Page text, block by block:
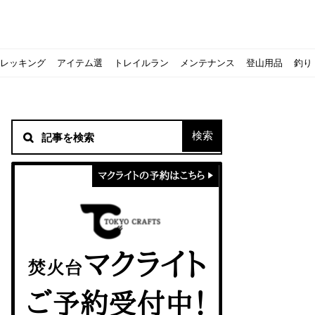
る！山梨県の九鬼山（くきやま）登山体験レポ
積雪期の谷川岳で今シーズン最後の雪山を堪能してきた
！売却する方法や条件、手続きの流れを確認
キャンプ場の宿泊や利用券をふるさと納税でゲット！おすすめ
に参加してきました
レストハウス水郷で持ち込みBBQしてみた
一生物のアウトドアブーツならダナー！3つの理由とおすすめア
に行ってみた！
ピコグリル入荷してます！ @小倉店
ランス・ボーヌトレッキング編〜
ベランピングアイディア7選！家にいながらおしゃれキャンプ♪
キャンプ用品の『ポイント買取』について
マクライトの口コミ・評判は？人気焚き火台の魅力・気になる
ッカーでも作れるおすすめレシピをご紹介
尾根」から槍ヶ岳へ！
【八ヶ岳最高峰へ】南八ヶ岳テント泊登山、赤岳〜横岳〜硫黄
ントスおすすめヘッドライトのご紹介
ングシューズはどちらを選ぶべき？｜サロモンの定番シューズで解
カリマーのおすすめリュック容量別12選｜目的別の選び方も合
ならスポルティバ！3つの理由とおすすめ7選
クライミングユーザー参加型の動画マップ「クライミングチャ
に教わる！『食感と旨みのタマゴサンド』の作り方
食うか食われるか、野生動物で一番怖いのは【17＃自分のキャ
ッキング
ズクイン』、人気の理由とおすすめウェアを紹介
【コスパ◎】キャンプデビューに最適！サウスフィールドのお
アイテム選
ズクイン』、人気の理由とおすすめウェアを紹介
【コスパ◎】キャンプデビューに最適！サウスフィールドのお
トレイルラン
｜サロモンの定番シューズで解説&ご紹介
しむために必要な装備6選【初級〜中級者向け】
トレラン初心者必見！日頃のトレーニングから中距離レースま
メンテナンス
！用途別おすすめ水筒を紹介！便利アイテムも
【こずチャンネル】使わなくなったキャンプ道具の行方！【初
登山用品
クを比較！人数・用途別でおすすめを紹介
クライミング道具はゼロポイントで揃えよう！種類別で人気ア
釣り
の体験レポート】
アジングロッドおすすめ10選！基本タックルから選び方まで紹介
フスキンの魅力と用途別おすすめリュック9選
ティートンブロスのブランドに込められた想いとは！？おすす
なの？いまどきの海外キャンプ事情をご紹介Part.1〜ロサンゼルス
パティシエキャンパーSakiさんに教わる！簡単『フルーツシロ
に教わる！簡単『フルーツシロップ』の作り方
パティシエキャンパーSakiさんに教わる！簡単アウトドアスイ
高！ほかほか『シュウマイ』の作り方
に教わる！パン好き必見！モチモチ『ベーグル』の作り方
パティシエキャンパーSakiさんに教わる！ピリ辛が後引くうま